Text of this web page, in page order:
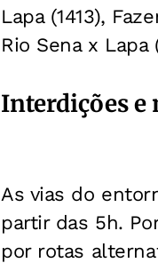
Lapa (1413),
Rio Sena x Lapa
Interdições e
As vias do
partir das 5h.
por rotas